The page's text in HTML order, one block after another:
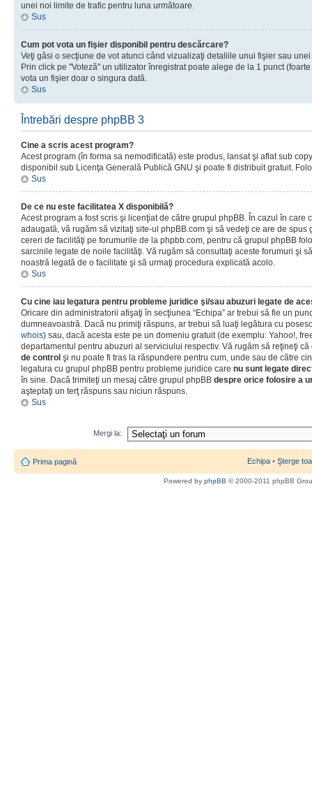
unei noi limite de trafic pentru luna următoare.
Sus
Cum pot vota un fişier disponibil pentru descărcare?
Veţi găsi o secţiune de vot atunci când vizualizaţi detaliile unui fişier sau
Prin click pe "Voteză" un utilizator înregistrat poate alege de la 1 punct
vota un fişier doar o singura dată.
Sus
Întrebări despre phpBB 3
Cine a scris acest program?
Acest program (în forma sa nemodificată) este produs, lansat şi aflat sub
disponibil sub Licenţa Generală Publică GNU şi poate fi distribuit gratuit.
Sus
De ce nu este facilitatea X disponibilă?
Acest program a fost scris şi licenţiat de către grupul phpBB. În cazul în care
adaugată, vă rugăm să vizitaţi site-ul phpBB.com şi să vedeţi ce are de
cereri de facilităţi pe forumurile de la phpbb.com, pentru că grupul phpBB
sarcinile legate de noile facilităţi. Vă rugăm să consultaţi aceste forumuri şi
noastră legată de o facilitate şi să urmaţi procedura explicată acolo.
Sus
Cu cine iau legatura pentru probleme juridice şi/sau abuzuri legate de
Oricare din administratorii afişaţi în secţiunea “Echipa” ar trebui să fie un
dumneavoastră. Dacă nu primiţi răspuns, ar trebui să luaţi legătura cu
whois) sau, dacă acesta este pe un domeniu gratuit (de exemplu: Yahoo!,
departamentul pentru abuzuri al serviciului respectiv. Vă rugăm să reţineţi
de control şi nu poate fi tras la răspundere pentru cum, unde sau de către
legatura cu grupul phpBB pentru probleme juridice care nu sunt legate
în sine. Dacă trimiteţi un mesaj către grupul phpBB despre orice folosire a
aşteptaţi un terţ răspuns sau niciun răspuns.
Sus
Mergi la:
Prima pagină Echipa • Şterge
Powered by phpBB © 2000-2011 phpBB